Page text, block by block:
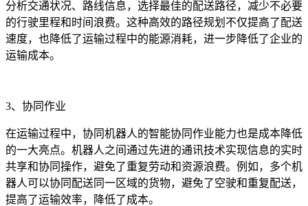
分析交通状况、路线信息，选择最佳的配送路径，减少不必要
的行驶里程和时间浪费。这种高效的路径规划不仅提高了配送
速度，也降低了运输过程中的能源消耗，进一步降低了企业的
运输成本。
3、协同作业
在运输过程中，协同机器人的智能协同作业能力也是成本降低
的一大亮点。机器人之间通过先进的通讯技术实现信息的实时
共享和协同操作，避免了重复劳动和资源浪费。例如，多个机
器人可以协同配送同一区域的货物，避免了空驶和重复配送，
提高了运输效率，降低了成本。